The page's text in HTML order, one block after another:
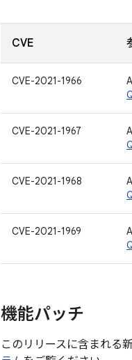
CVE
CVE-2021-1966
CVE-2021-1967
CVE-2021-1968
CVE-2021-1969
機能パッチ
このリリースに含まれる